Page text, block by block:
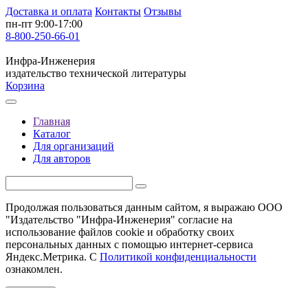
Доставка и оплата Контакты Отзывы
пн-пт 9:00-17:00
8-800-250-66-01
Инфра-Инженерия
издательство технической литературы
Корзина
Главная
Каталог
Для организаций
Для авторов
Продолжая пользоваться данным сайтом, я выражаю ООО
"Издательство "Инфра-Инженерия" согласие на
использование файлов cookie и обработку своих
персональных данных с помощью интернет-сервиса
Яндекс.Метрика. С Политикой конфиденциальности
ознакомлен.